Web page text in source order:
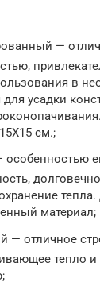
—
в
усадки
см.;
тепла.
материал;
— отличное
тепло и